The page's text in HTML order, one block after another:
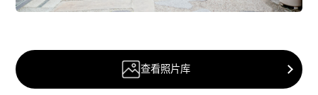
查看照片库